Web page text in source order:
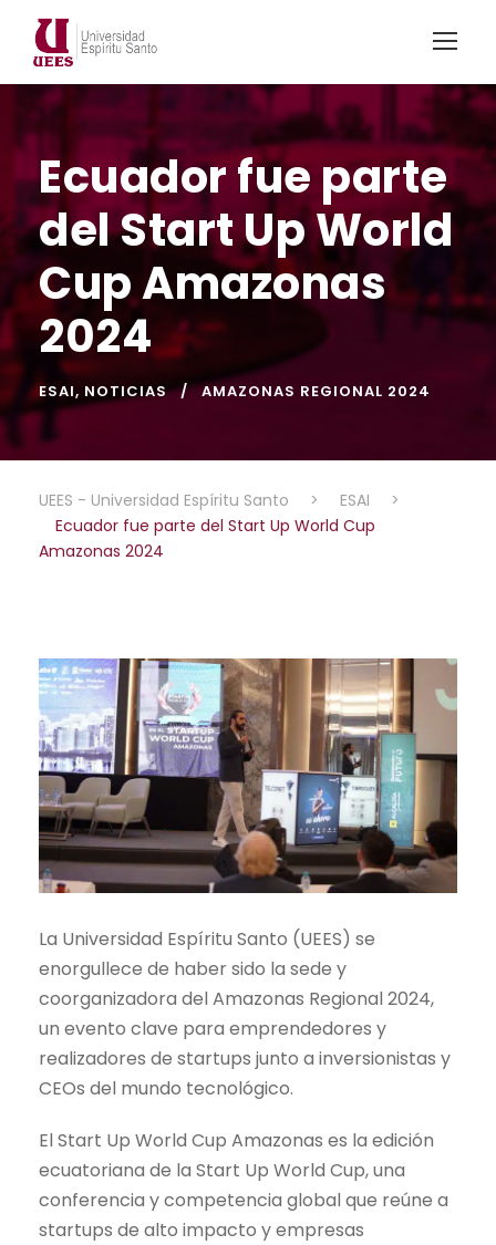
Ecuador fue parte
del Start Up World
Cup Amazonas
2024
ESAI, NOTICIAS AMAZONAS REGIONAL 2024
UEES - Universidad Espíritu Santo > ESAI
>
Ecuador fue parte del Start Up World Cup
Amazonas 2024
La Universidad Espíritu Santo (UEES) se
enorgullece de haber sido la sede y
coorganizadora del Amazonas Regional 2024,
un evento clave para emprendedores y
realizadores de startups junto a inversionistas y
CEOs del mundo tecnológico.
El Start Up World Cup Amazonas es la edición
ecuatoriana de la Start Up World Cup, una
conferencia y competencia global que reúne a
startups de alto impacto y empresas